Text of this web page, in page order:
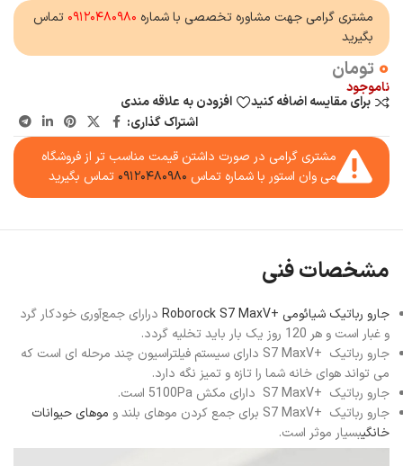
مشتری گرامی جهت مشاوره تخصصی با شماره ۰۹۱۲۰۴۸۰۹۸۰ تماس
بگیرید
0 تومان
ناموجود
برای مقایسه اضافه کنید
افزودن به علاقه مندی
اشتراک گذاری:
مشتری گرامی در صورت داشتن قیمت مناسب تر از فروشگاه
می وان استور با شماره تماس ۰۹۱۲۰۴۸۰۹۸۰ تماس بگیرید
مشخصات فنی
جارو رباتیک شیائومی +Roborock S7 MaxV
درارای جمع‌آوری خودکار گرد
و غبار است و هر 120 روز یک بار باید تخلیه گردد.
جارو رباتیک +S7 MaxV دارای سیستم فیلتراسیون چند مرحله ای است که
می تواند هوای خانه شما را تازه و تمیز نگه دارد.
جارو رباتیک +S7 MaxV دارای مکش 5100Pa است.
جارو رباتیک +S7 MaxV برای جمع کردن موهای بلند و
موهای حیوانات
خانگیبسیار موثر است.